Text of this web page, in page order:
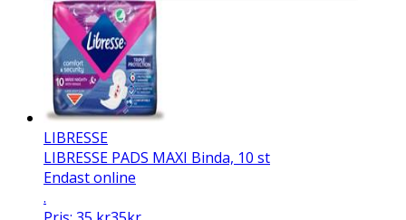
LIBRESSE
LIBRESSE PADS MAXI Binda, 10 st
Endast online
.